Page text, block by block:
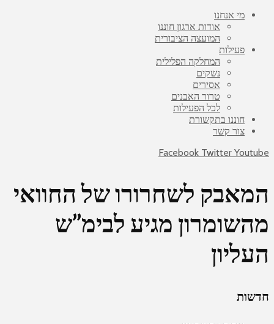
מי אנחנו
אודות ארגון חוננו
המועצה הציבורית
פעילות
המחלקה הפלילית
נשקים
אסירים
טרור האבנים
לכל הפעילות
חוננו בתקשורת
צור קשר
Facebook Twitter Youtube
המאבק לשחרורו של החוואי
מהשומרון מגיע לבימ”ש
העליון
חדשות